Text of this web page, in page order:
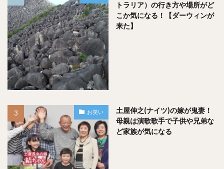
トラリア）の行き方や場所がど
こか気になる！【ダーウィンが
来た】
お笑い
土屋伸之(ナイツ)の嫁が鬼妻！
母親は演歌歌手で子供や兄弟な
ど家族が気になる